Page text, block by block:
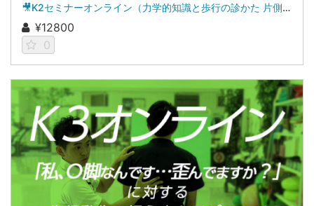
🎥K2セミナーオンライン（力学的知識と歩行の診かた 片側性腰痛への対応のヒント）
¥12800
0